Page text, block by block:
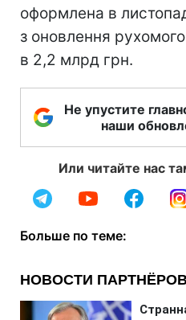
оформлена в
з оновлення
в 2,2 млрд грн.
Не упустите
наши
Или читайте нас
Больше по теме: